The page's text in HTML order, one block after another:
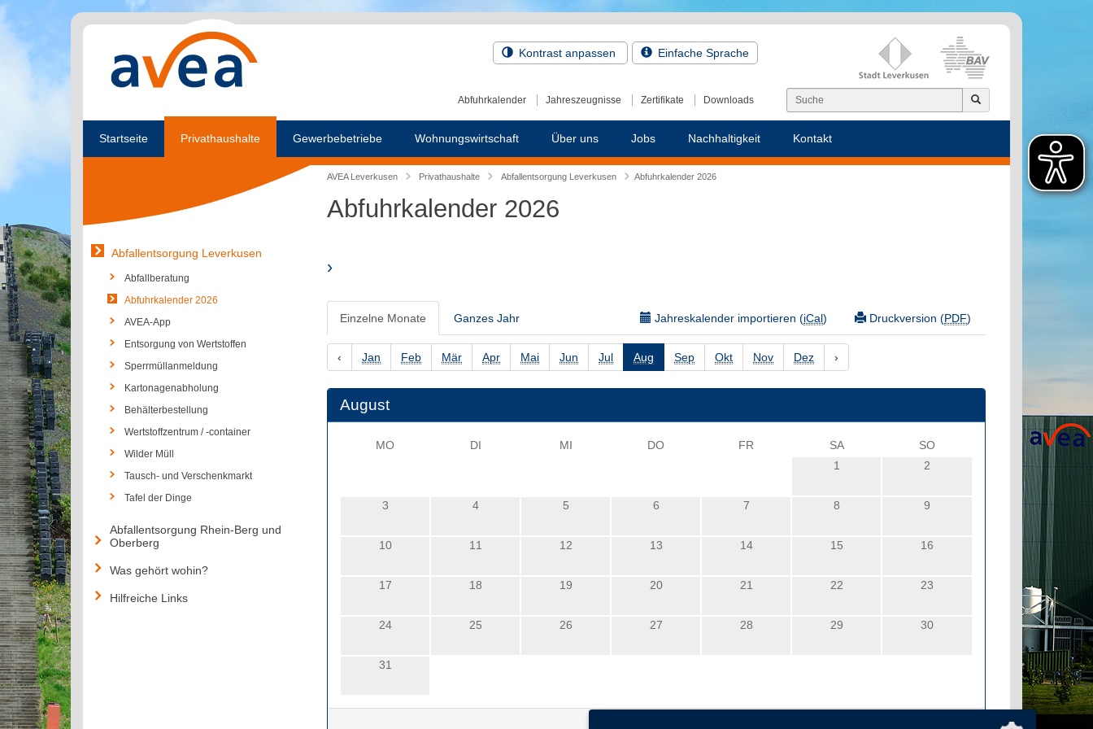
Kontrast anpassen Einfache Sprache
Abfuhrkalender Jahreszeugnisse Zertifikate Downloads
Startseite Privathaushalte Gewerbebetriebe Wohnungswirtschaft Über uns Jobs Nachhaltigkeit Kontakt
AVEA Leverkusen Privathaushalte Abfallentsorgung Leverkusen Abfuhrkalender 2026
Abfuhrkalender 2026
›
Einzelne Monate Ganzes Jahr Druckversion (PDF)
Jahreskalender importieren (iCal)
‹ Jan Feb Mär Apr Mai Jun Jul Aug Sep Okt Nov Dez ›
August
MO DI MI DO FR SA
SO
1
2
3 4 5 6 7 8 9
10 11 12 13 14 15 16
17 18 19 20 21 22 23
24 25 26 27 28 29 30
31
Abfallentsorgung Leverkusen
Abfallberatung
Abfuhrkalender 2026
AVEA-App
Entsorgung von Wertstoffen
Sperrmüllanmeldung
Kartonagenabholung
Behälterbestellung
Wertstoffzentrum / -container
Wilder Müll
Tausch- und Verschenkmarkt
Tafel der Dinge
Abfallentsorgung Rhein-Berg und
Oberberg
Was gehört wohin?
Hilfreiche Links